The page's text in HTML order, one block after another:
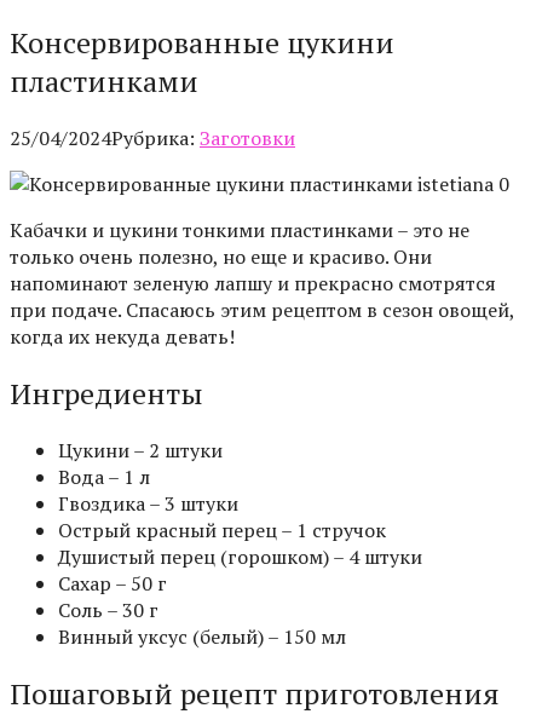
Консервированные цукини
пластинками
25/04/2024Рубрика: Заготовки
istetiana 0
Кабачки и цукини тонкими пластинками – это не
только очень полезно, но еще и красиво. Они
напоминают зеленую лапшу и прекрасно смотрятся
при подаче. Спасаюсь этим рецептом в сезон овощей,
когда их некуда девать!
Ингредиенты
Цукини – 2 штуки
Вода – 1 л
Гвоздика – 3 штуки
Острый красный перец – 1 стручок
Душистый перец (горошком) – 4 штуки
Сахар – 50 г
Соль – 30 г
Винный уксус (белый) – 150 мл
Пошаговый рецепт приготовления